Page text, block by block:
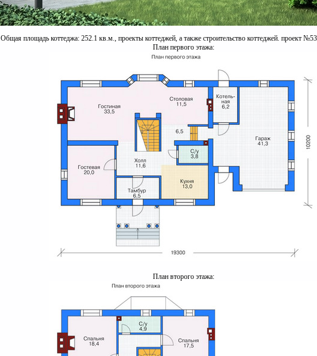
Общая площадь коттеджа: 252.1 кв.м., проекты коттеджей, а также строительство коттеджей. проект
План первого этажа:
План второго этажа: